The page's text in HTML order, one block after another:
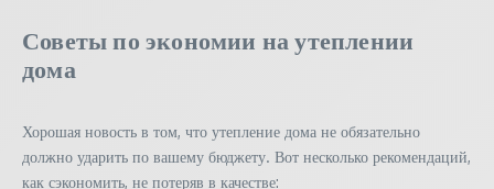
Советы по экономии на утеплении
дома
Хорошая новость в том, что утепление дома не обязательно
должно ударить по вашему бюджету. Вот несколько рекомендаций,
как сэкономить, не потеряв в качестве: